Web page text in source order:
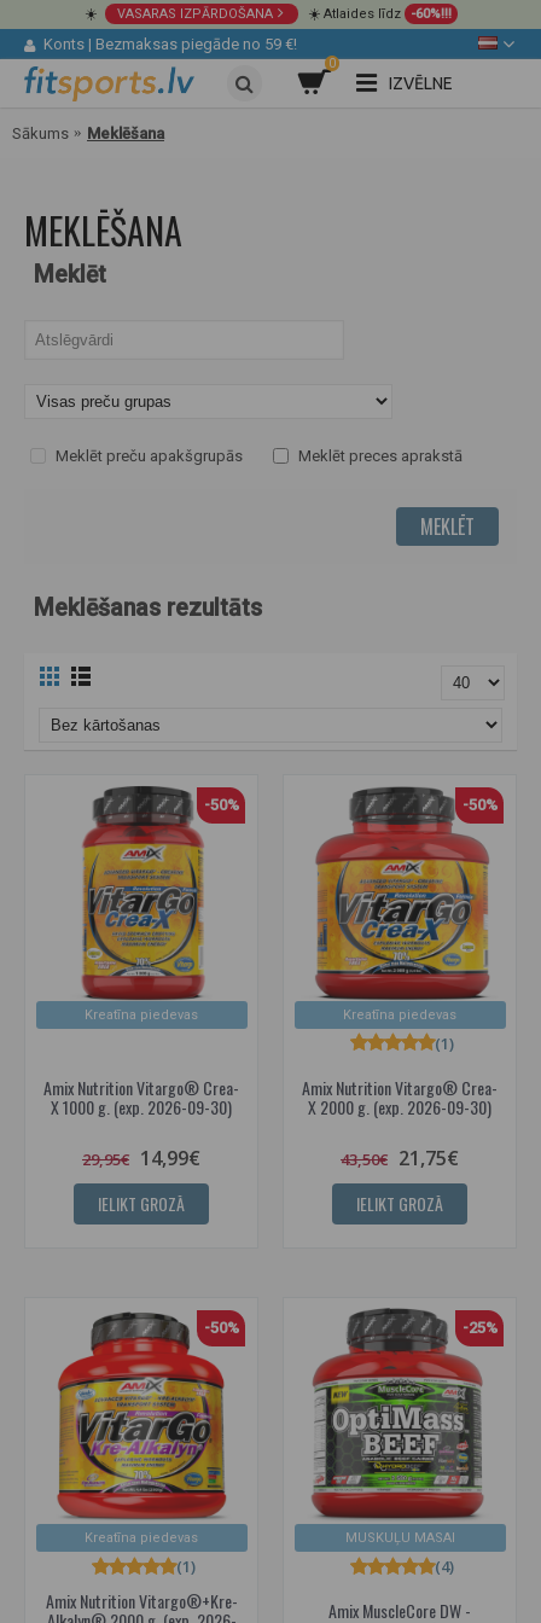
☀️ VASARAS IZPĀRDOŠANA ☀️ Atlaides līdz -60%!!!
Konts | Bezmaksas piegāde no 59 €!
0
IZVĒLNE
Sākums Meklēšana
MEKLĒŠANA
Meklēt
Meklēt preču apakšgrupās Meklēt preces aprakstā
Meklēšanas rezultāts
Kreatīna piedevas
-50%
Amix Nutrition Vitargo® Crea-
X 1000 g. (exp. 2026-09-30)
29,95€ 14,99€
IELIKT GROZĀ
Kreatīna piedevas
-50%
Amix Nutrition Vitargo® Crea-
X 2000 g. (exp. 2026-09-30)
(1)
43,50€ 21,75€
IELIKT GROZĀ
Kreatīna piedevas
-50%
Amix Nutrition Vitargo®+Kre-
(1)
MUSKUĻU MASAI
-25%
Amix MuscleCore DW -
(4)